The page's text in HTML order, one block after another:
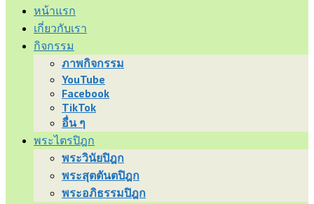
หน้าแรก
เกี่ยวกับเรา
กิจกรรม
ภาพกิจกรรม
YouTube
Facebook
TikTok
อื่น ๆ
พระไตรปิฎก
พระวินัยปิฎก
พระสุตตันตปิฎก
พระอภิธรรมปิฎก